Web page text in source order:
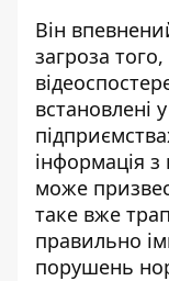
Він
загроза
встановлені
інформація
може
таке вже
правильно
порушень